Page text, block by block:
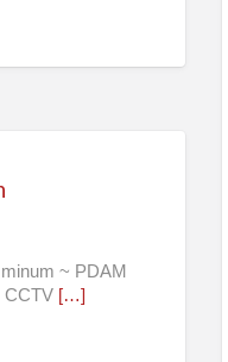
~ PDAM
CCTV […]